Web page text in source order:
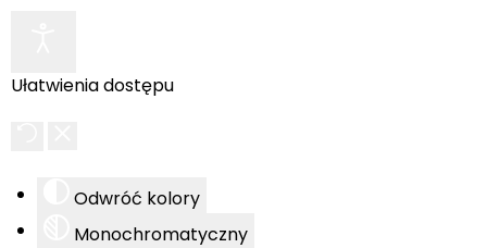
Ułatwienia dostępu
Odwróć kolory
Monochromatyczny